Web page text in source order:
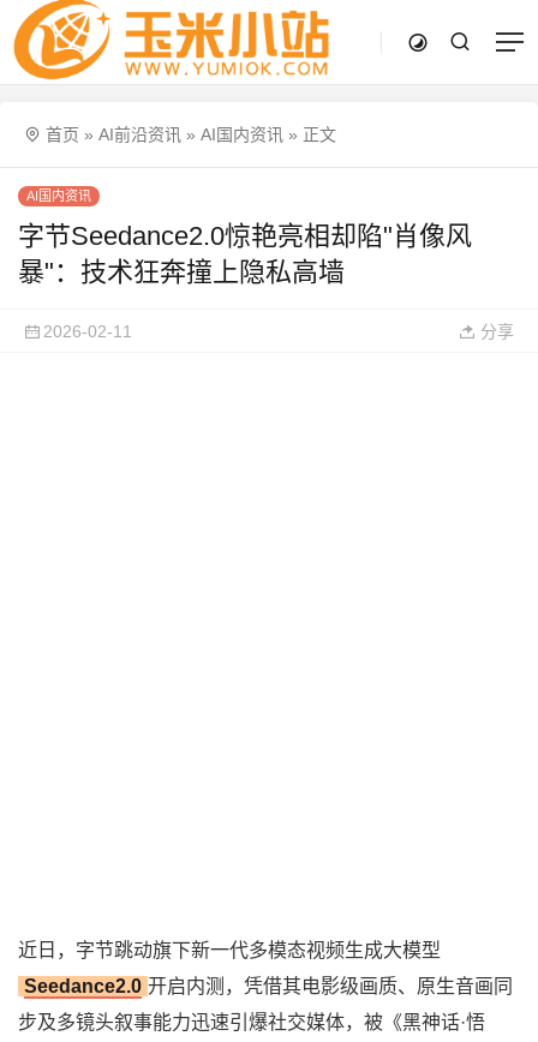
首页 » AI前沿资讯 » AI国内资讯 » 正文
AI国内资讯
字节Seedance2.0惊艳亮相却陷"肖像风
暴"：技术狂奔撞上隐私高墙
2026-02-11 分享
近日，字节跳动旗下新一代多模态视频生成大模型
Seedance2.0 开启内测，凭借其电影级画质、原生音画同
步及多镜头叙事能力迅速引爆社交媒体，被《黑神话·悟